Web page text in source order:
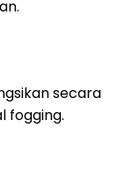
secara
fogging.